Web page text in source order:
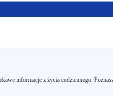
informacje z życia codziennego.